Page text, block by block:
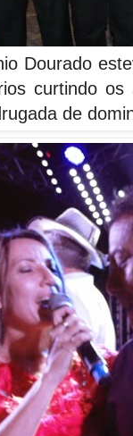
Dourado
curtindo
de